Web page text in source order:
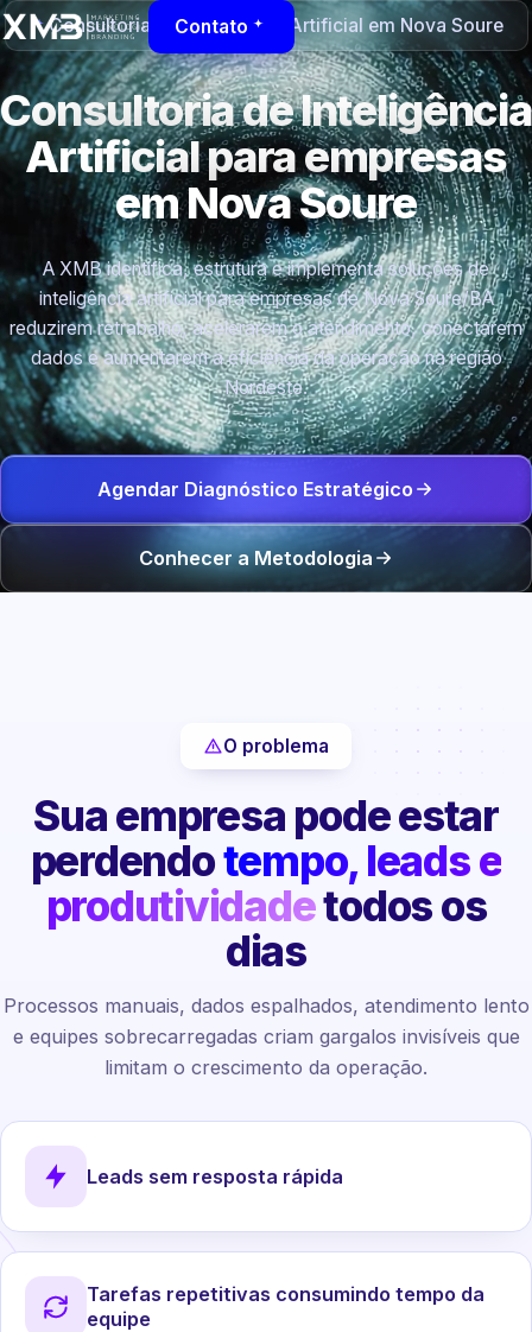
Contato
Consultoria de Inteligência Artificial em Nova Soure
Consultoria de Inteligência
Artificial para empresas
em Nova Soure
A XMB identifica, estrutura e implementa soluções de
inteligência artificial para empresas de Nova Soure/BA
reduzirem retrabalho, acelerarem o atendimento, conectarem
dados e aumentarem a eficiência da operação na região
Nordeste.
Agendar Diagnóstico Estratégico
Conhecer a Metodologia
O problema
Sua empresa pode estar
perdendotempo, leads e
produtividadetodos os
dias
Processos manuais, dados espalhados, atendimento lento
e equipes sobrecarregadas criam gargalos invisíveis que
limitam o crescimento da operação.
Leads sem resposta rápida
Tarefas repetitivas consumindo tempo da
equipe